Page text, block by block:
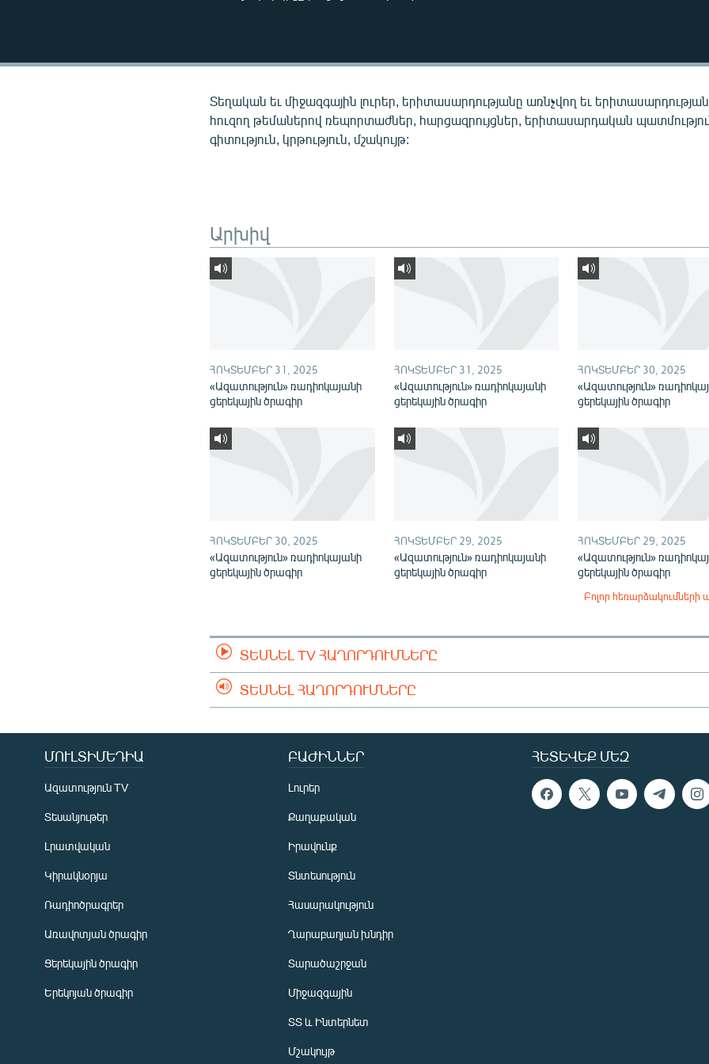
ՍՊՈՐՏ
Տեղական եւ միջազգային լուրեր, երիտասարդությանը առնչվող եւ
հուզող թեմաներով ռեպորտաժներ, հարցազրույցներ, երիտասարդական
գիտություն, կրթություն, մշակույթ:
Արխիվ
ՀՈԿՏԵՄԲԵՐ 31, 2025
«Ազատություն» ռադիոկայանի
ցերեկային ծրագիր
ՀՈԿՏԵՄԲԵՐ 31, 2025
«Ազատություն» ռադիոկայանի
ցերեկային ծրագիր
ՀՈԿՏԵՄԲԵՐ 30, 2025
«Ազատություն»
ցերեկային ծրագիր
ՀՈԿՏԵՄԲԵՐ 30, 2025
«Ազատություն» ռադիոկայանի
ցերեկային ծրագիր
ՀՈԿՏԵՄԲԵՐ 29, 2025
«Ազատություն» ռադիոկայանի
ցերեկային ծրագիր
ՀՈԿՏԵՄԲԵՐ 29, 2025
«Ազատություն»
ցերեկային ծրագիր
Բոլոր հեռարձակումների
ՏԵՍՆԵԼ TV ՀԱՂՈՐԴՈՒՄՆԵՐԸ
ՏԵՍՆԵԼ ՀԱՂՈՐԴՈՒՄՆԵՐԸ
ՀԵՏԵՎԵՔ ՄԵԶ
ՄՈՒԼՏԻՄԵԴԻԱ
Ազատություն TV
Տեսանյութեր
Լրատվական
Կիրակնօրյա
Ռադիոծրագրեր
Առավոտյան ծրագիր
Ցերեկային ծրագիր
Երեկոյան ծրագիր
ԲԱԺԻՆՆԵՐ
Լուրեր
Քաղաքական
Իրավունք
Տնտեսություն
Հասարակություն
Ղարաբաղյան խնդիր
Տարածաշրջան
Միջազգային
ՏՏ և Ինտերնետ
Մշակույթ